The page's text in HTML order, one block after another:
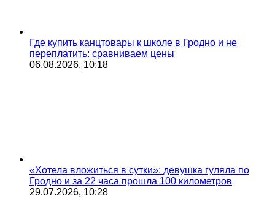
Где купить канцтовары к школе в Гродно и не
переплатить: сравниваем цены
06.08.2026, 10:18
«Хотела вложиться в сутки»: девушка гуляла по
Гродно и за 22 часа прошла 100 километров
29.07.2026, 10:28